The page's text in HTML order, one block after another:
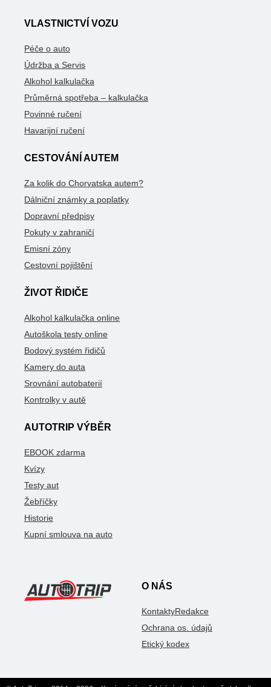
VLASTNICTVÍ VOZU
Péče o auto
Údržba a Servis
Alkohol kalkulačka
Průměrná spotřeba – kalkulačka
Povinné ručení
Havarijní ručení
CESTOVÁNÍ AUTEM
Za kolik do Chorvatska autem?
Dálniční známky a poplatky
Dopravní předpisy
Pokuty v zahraničí
Emisní zóny
Cestovní pojištění
ŽIVOT ŘIDIČE
Alkohol kalkulačka online
Autoškola testy online
Bodový systém řidičů
Kamery do auta
Srovnání autobaterií
Kontrolky v autě
AUTOTRIP VÝBĚR
EBOOK zdarma
Kvízy
Testy aut
Žebříčky
Historie
Kupní smlouva na auto
O NÁS
KontaktyRedakce
Ochrana os. údajů
Etický kodex